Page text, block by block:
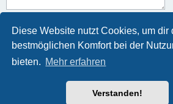
Diese Website nutzt Cookies, um dir
bestmöglichen Komfort bei der
bieten. Mehr erfahren
Verstanden!
Foren-Übersicht
Powered byphpBB® Forum Software ©
Deutsche Übersetzung durch